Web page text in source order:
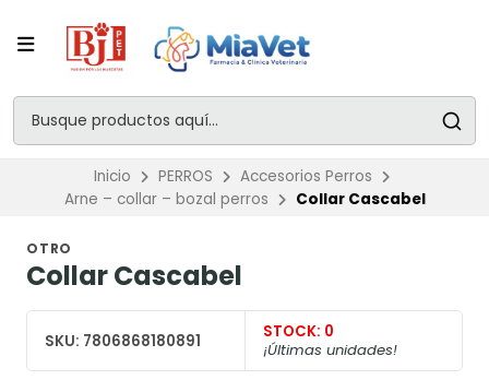
Inicio PERROS
Accesorios Perros
Arne – collar – bozal perros
Collar Cascabel
OTRO
Collar Cascabel
SKU: 7806868180891 STOCK: 0
¡Últimas unidades!